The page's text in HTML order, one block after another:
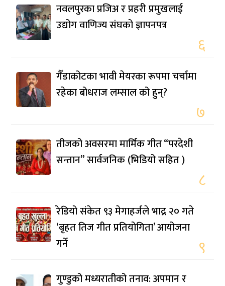
नवलपुरका प्रजिअ र प्रहरी प्रमुखलाई
उद्योग वाणिज्य संघको ज्ञापनपत्र
६
गैँडाकोटका भावी मेयरका रूपमा चर्चामा
रहेका बोधराज लम्साल को हुन्?
७
तीजको अवसरमा मार्मिक गीत “परदेशी
सन्तान” सार्वजनिक (भिडियो सहित )
८
रेडियो संकेत ९३ मेगाहर्जले भाद्र २० गते
‘बृहत तिज गीत प्रतियोगिता’ आयोजना
गर्ने
९
गुण्डुको मध्यरातीको तनाव: अपमान र